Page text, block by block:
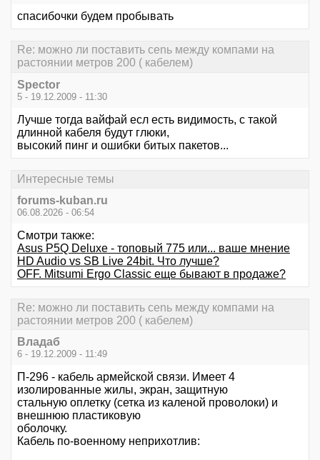
спасибочки будем пробывать
Re: можно ли поставить сеnь между компами на
растоянии метров 200 ( кабелем)
Spector
5 - 19.12.2009 - 11:30
Лучше тогда вайфай есл есть видимость, с такой
длинной кабеля будут глюки,
высокий пинг и ошибки битых пакетов...
Интересные темы
forums-kuban.ru
06.08.2026 - 06:54
Смотри также:
Asus P5Q Deluxe - топовый 775 или... ваше мнение
HD Audio vs SB Live 24bit. Что лучше?
OFF. Mitsumi Ergo Classic еще бывают в продаже?
Re: можно ли поставить сеnь между компами на
растоянии метров 200 ( кабелем)
Владаб
6 - 19.12.2009 - 11:49
П-296 - кабель армейской связи. Имеет 4
изолированные жилы, экран, защитную
стальную оплетку (сетка из каленой проволоки) и
внешнюю пластиковую
оболочку.
Кабель по-военному неприхотлив: